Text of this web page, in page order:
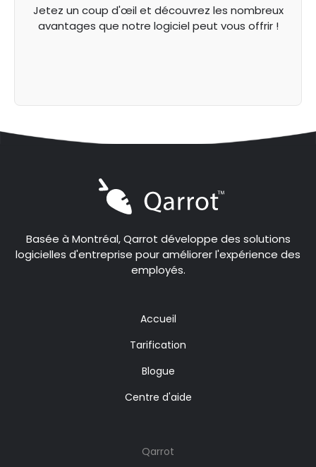
Jetez un coup d'œil et découvrez les nombreux
avantages que notre logiciel peut vous offrir !
Basée à Montréal, Qarrot développe des solutions
logicielles d'entreprise pour améliorer l'expérience des
employés.
Accueil
Tarification
Blogue
Centre d'aide
Qarrot